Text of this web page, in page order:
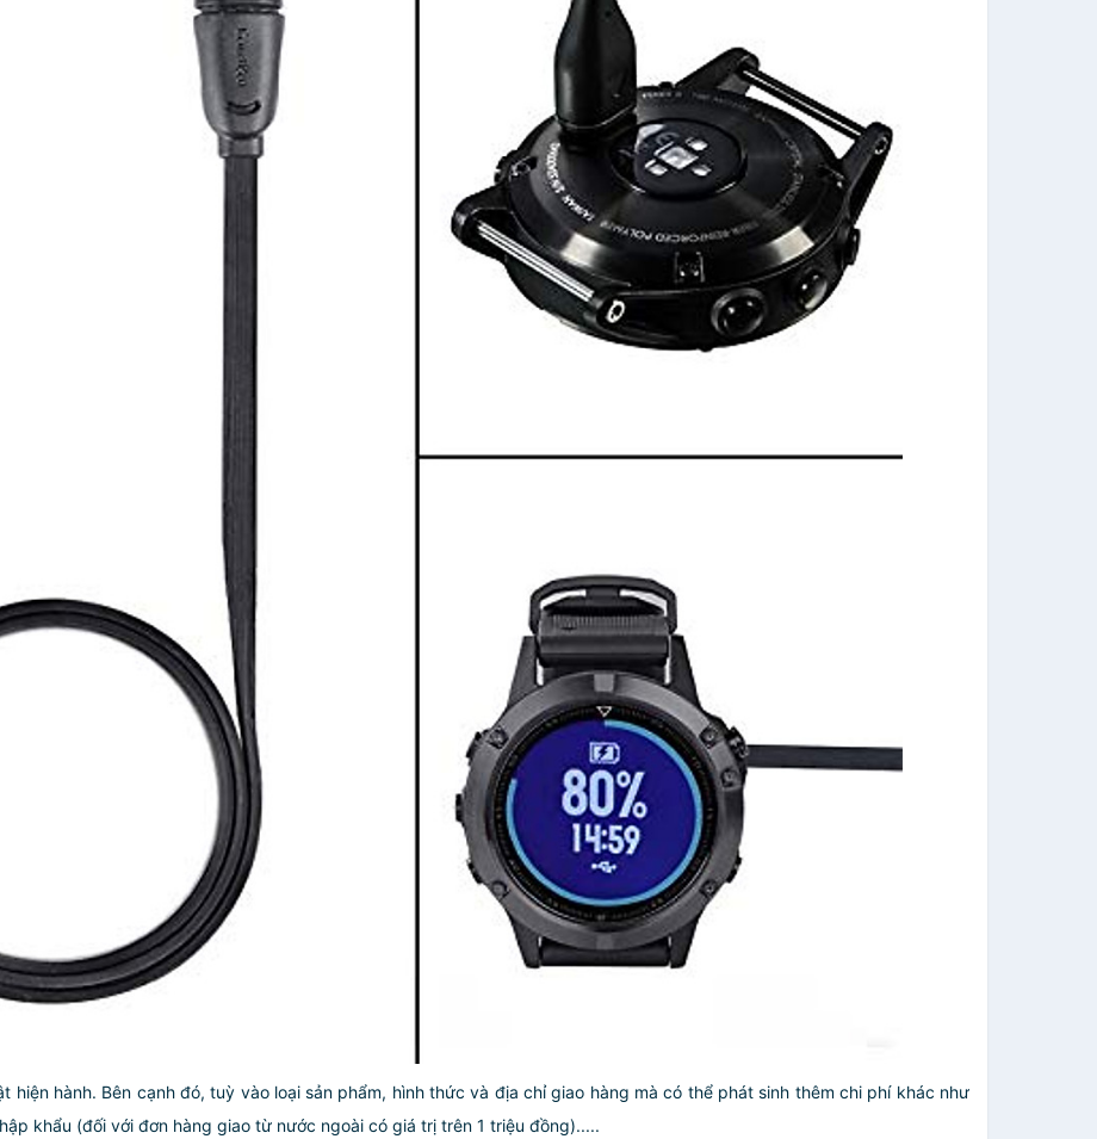
hiện hành. Bên cạnh đó, tuỳ vào loại sản phẩm, hình thức và địa chỉ giao hàng mà có thể phát sinh thêm chi phí khác như
khẩu (đối với đơn hàng giao từ nước ngoài có giá trị trên 1 triệu đồng).....